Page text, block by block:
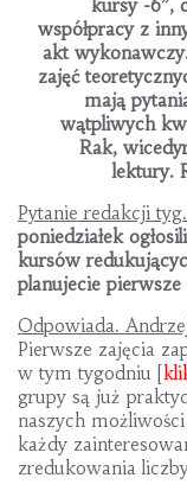
kursy -6”,
współpracy z
akt
zajęć
mają
wątpliwych
Rak,
lektury.
Pytanie redakcji
poniedziałek
kursów
planujecie pierwsze
Odpowiada.
Pierwsze zajęcia
w tym tygodniu [
grupy są już
naszych
każdy
zredukowania